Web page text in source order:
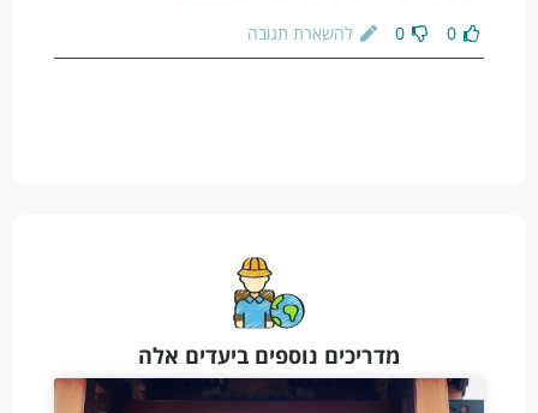
0
0 להשארת תגובה
מדריכים נוספים ביעדים אלה